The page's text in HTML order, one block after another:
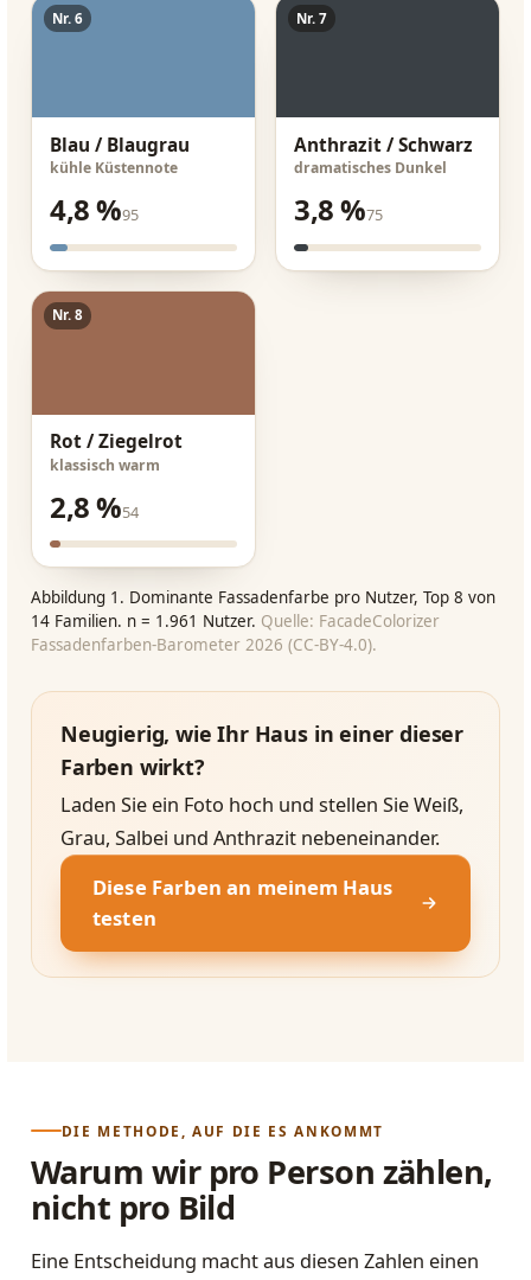
Nr. 6
Blau / Blaugrau
kühle Küstennote
4,8 %95
Nr. 7
Anthrazit / Schwarz
dramatisches Dunkel
3,8 %75
Nr. 8
Rot / Ziegelrot
klassisch warm
2,8 %54
Abbildung 1. Dominante Fassadenfarbe pro Nutzer, Top 8 von
14 Familien. n = 1.961 Nutzer. Quelle: FacadeColorizer
Fassadenfarben-Barometer 2026 (CC-BY-4.0).
Neugierig, wie Ihr Haus in einer dieser
Farben wirkt?
Laden Sie ein Foto hoch und stellen Sie Weiß,
Grau, Salbei und Anthrazit nebeneinander.
Diese Farben an meinem Haus
testen
DIE METHODE, AUF DIE ES ANKOMMT
Warum wir pro Person zählen,
nicht pro Bild
Eine Entscheidung macht aus diesen Zahlen einen